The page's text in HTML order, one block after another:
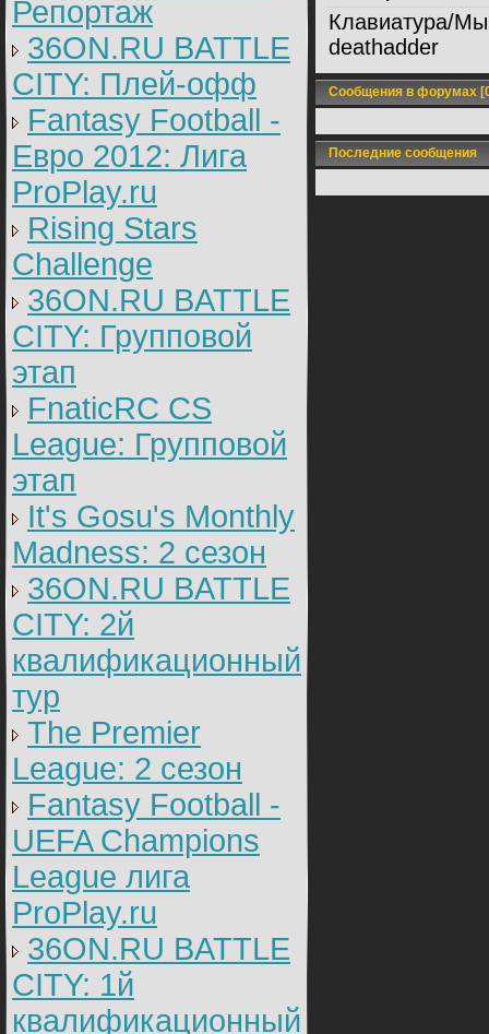
Репортаж
36ON.RU BATTLE
CITY: Плей-офф
Fantasy Football -
Евро 2012: Лига
ProPlay.ru
Rising Stars
Challenge
36ON.RU BATTLE
CITY: Групповой
этап
FnaticRC CS
League: Групповой
этап
It's Gosu's Monthly
Madness: 2 сезон
36ON.RU BATTLE
CITY: 2й
квалификационный
тур
The Premier
League: 2 cезон
Fantasy Football -
UEFA Champions
League лига
ProPlay.ru
36ON.RU BATTLE
CITY: 1й
квалификационный
Клавиатура/
deathadder
Сообщения в форумах
Последние сообщения